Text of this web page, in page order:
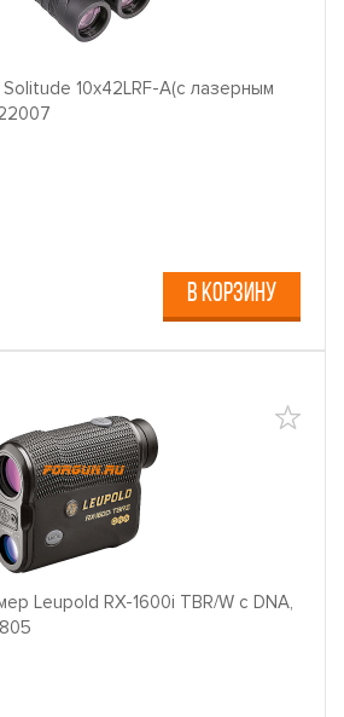
10x42LRF-A(с лазерным
В КОРЗИНУ
Leupold RX-1600i TBR/W с DNA,